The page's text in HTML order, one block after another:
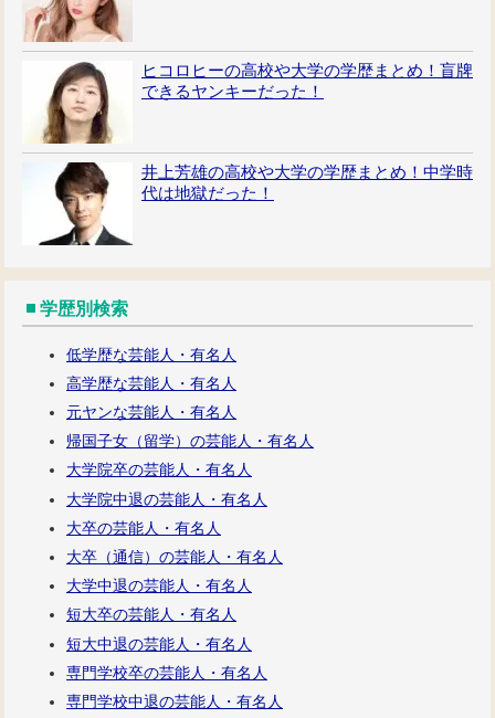
ヒコロヒーの高校や大学の学歴まとめ！盲牌
できるヤンキーだった！
井上芳雄の高校や大学の学歴まとめ！中学時
代は地獄だった！
学歴別検索
低学歴な芸能人・有名人
高学歴な芸能人・有名人
元ヤンな芸能人・有名人
帰国子女（留学）の芸能人・有名人
大学院卒の芸能人・有名人
大学院中退の芸能人・有名人
大卒の芸能人・有名人
大卒（通信）の芸能人・有名人
大学中退の芸能人・有名人
短大卒の芸能人・有名人
短大中退の芸能人・有名人
専門学校卒の芸能人・有名人
専門学校中退の芸能人・有名人